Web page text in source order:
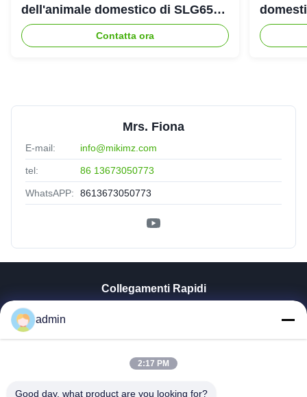
dell'animale domestico di SLG65
SLG70 dell'estrusore a vite di
parallelo
Contatta ora
Mrs. Fiona
E-mail: info@mikimz.com
tel: 86 13673050773
WhatsAPP: 8613673050773
Collegamenti Rapidi
Chi Siamo
admin
2:17 PM
Good day, what product are you looking for?